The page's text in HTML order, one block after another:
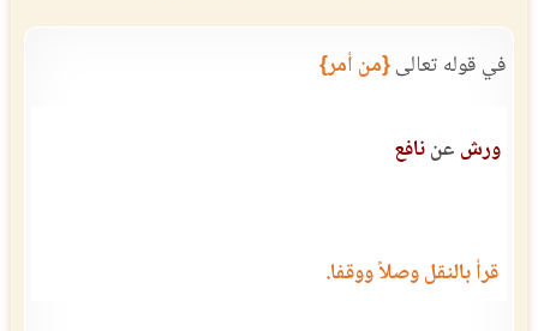
في قوله تعالى{من أمر}
ورش عننافع
قرأ بالنقل وصلاً ووقفا.